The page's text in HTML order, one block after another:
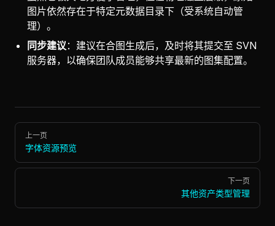
图片依然存在于特定元数据目录下（受系统自动管
理）。
同步建议：建议在合图生成后，及时将其提交至 SVN
服务器，以确保团队成员能够共享最新的图集配置。
Pager
上一页
字体资源预览
下一页
其他资产类型管理